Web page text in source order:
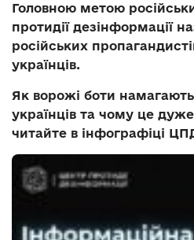
Головною метою
протидії дезінформації
російських
українців.
Як ворожі боти
українців та чому це
читайте в інфографіці